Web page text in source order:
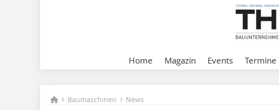
Home Magazin Events Termine
Baumaschinen News